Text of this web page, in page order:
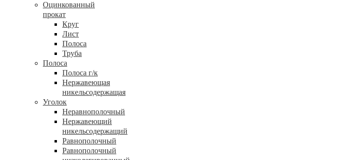
Оцинкованный
прокат
Круг
Лист
Полоса
Труба
Полоса
Полоса г/к
Нержавеющая
никельсодержащая
Уголок
Неравнополочный
Нержавеющий
никельсодержащий
Равнополочный
Равнополочный